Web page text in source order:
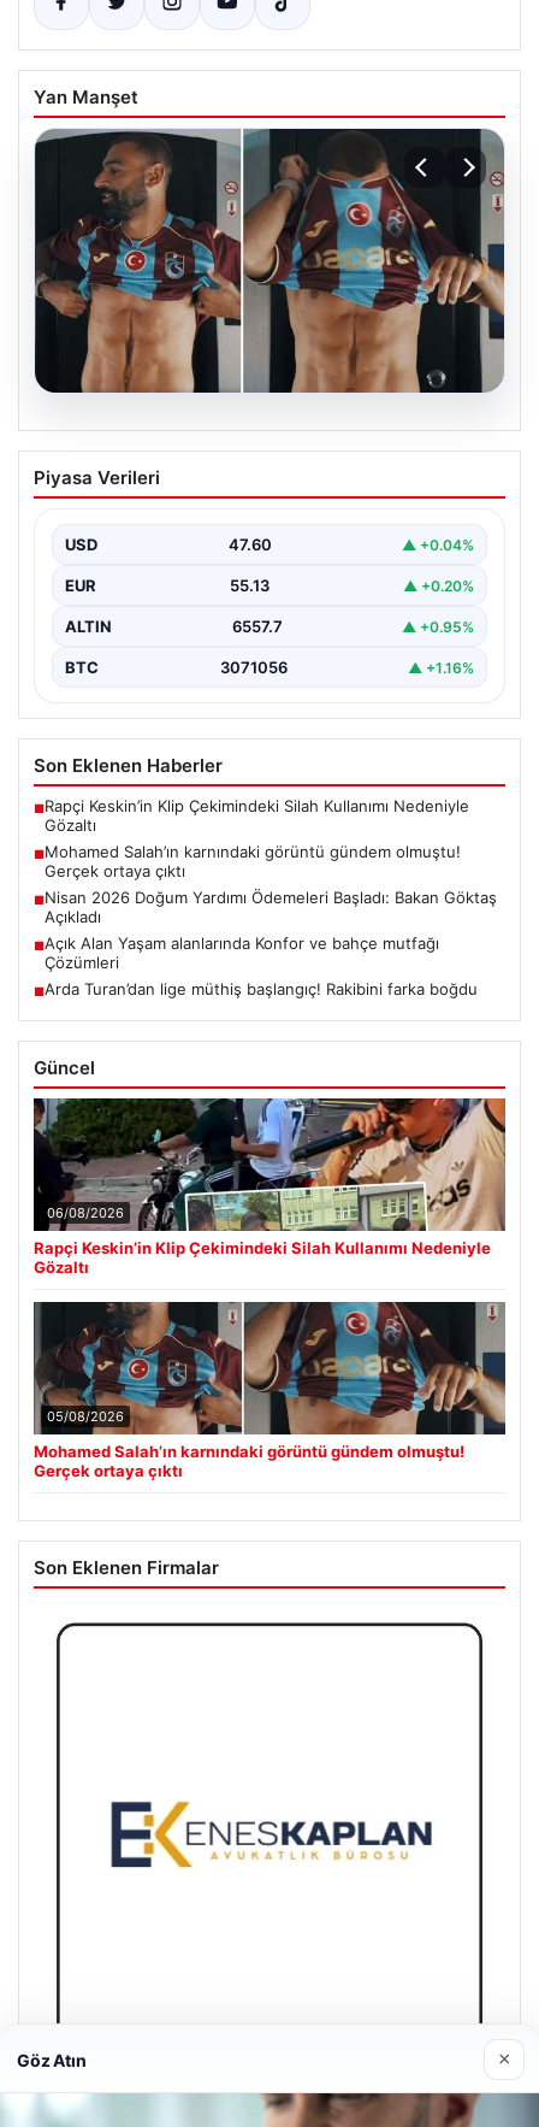
Yan Manşet
05.08.2026
Mohamed Salah’ın karnındaki görüntü
gündem olmuştu! Gerçek ortaya çıktı
Piyasa Verileri
USD 47.60 ▲ +0.04%
EUR 55.13 ▲ +0.20%
ALTIN 6557.7 ▲ +0.95%
BTC 3071056 ▲ +1.16%
Son Eklenen Haberler
■Rapçi Keskin’in Klip Çekimindeki Silah Kullanımı Nedeniyle
Gözaltı
■Mohamed Salah’ın karnındaki görüntü gündem olmuştu!
Gerçek ortaya çıktı
■Nisan 2026 Doğum Yardımı Ödemeleri Başladı: Bakan Göktaş
Açıkladı
■Açık Alan Yaşam alanlarında Konfor ve bahçe mutfağı
Çözümleri
■Arda Turan’dan lige müthiş başlangıç! Rakibini farka boğdu
Güncel
06/08/2026
Rapçi Keskin’in Klip Çekimindeki Silah Kullanımı Nedeniyle
Gözaltı
05/08/2026
Mohamed Salah’ın karnındaki görüntü gündem olmuştu!
Gerçek ortaya çıktı
Son Eklenen Firmalar
Enes Kaplan Avukatlık Bürosu
Göz Atın ×